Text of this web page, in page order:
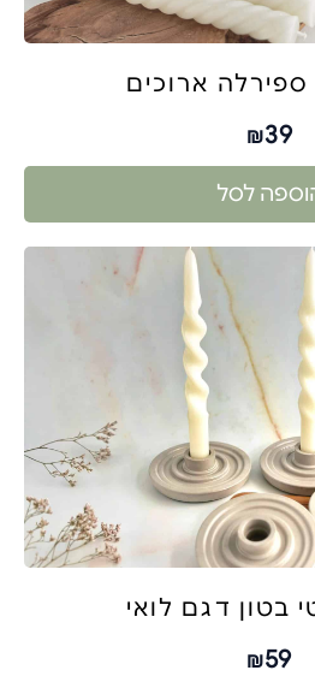
ספירלה ארוכים
₪39
לסל
בטון דגם לואי
₪59